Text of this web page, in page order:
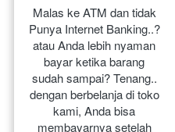
Malas ke ATM dan tidak
Punya Internet Banking..?
atau Anda lebih nyaman
bayar ketika barang
sudah sampai? Tenang..
dengan berbelanja di toko
kami, Anda bisa
membayarnya setelah